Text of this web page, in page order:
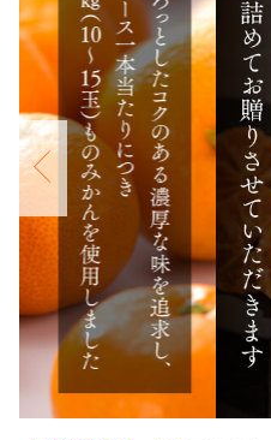
ショッピ
カート
お知らせ
ブログ
ショッピングガイド
お電話でのご注文
ふるさと納税
FAQ
その
お中元
ぶ
も
極早生蜜柑（
子カテゴリ
価格帯
在庫あり
並び順